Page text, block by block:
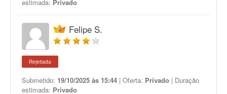
estimada: Privado
Felipe S.
Rejeitada
Submetido: 19/10/2025 às 15:44 | Oferta: Privado | Duração
estimada: Privado